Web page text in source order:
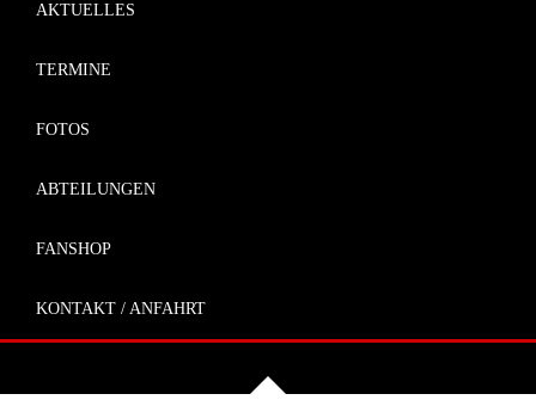
AKTUELLES
TERMINE
FOTOS
ABTEILUNGEN
FANSHOP
KONTAKT / ANFAHRT